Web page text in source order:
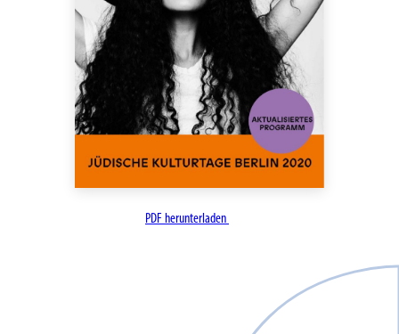
PDF herunterladen